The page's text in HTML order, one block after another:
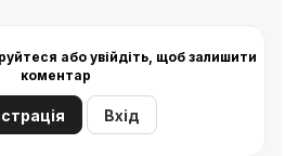
або увійдіть, щоб залишити
коментар
Вхід